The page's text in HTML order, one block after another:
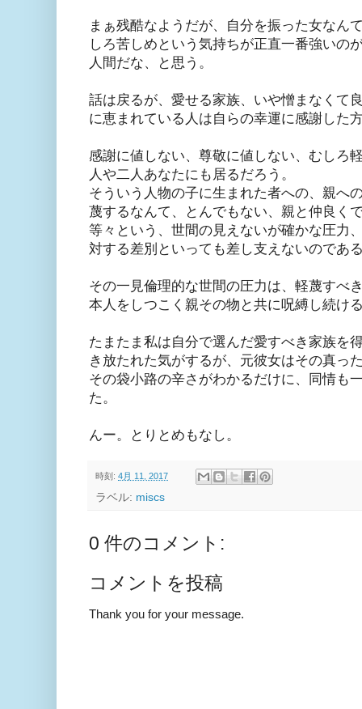
まぁ残酷なようだが、自分を振った女なん
しろ苦しめという気持ちが正直一番強いの
人間だな、と思う。
話は戻るが、愛せる家族、いや憎まなくて
に恵まれている人は自らの幸運に感謝した
感謝に値しない、尊敬に値しない、むしろ
人や二人あなたにも居るだろう。
そういう人物の子に生まれた者への、親へ
蔑するなんて、とんでもない、親と仲良く
等々という、世間の見えないが確かな圧力
対する差別といっても差し支えないのであ
その一見倫理的な世間の圧力は、軽蔑すべ
本人をしつこく親その物と共に呪縛し続け
たまたま私は自分で選んだ愛すべき家族を
き放たれた気がするが、元彼女はその真っ
その袋小路の辛さがわかるだけに、同情も
た。
んー。とりとめもなし。
時刻: 4月 11, 2017
ラベル: miscs
0 件のコメント:
コメントを投稿
Thank you for your message.